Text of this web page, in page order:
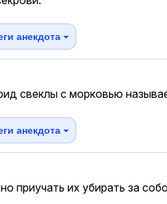
анекдота
свеклы с морковью
анекдота
приучать их убирать за